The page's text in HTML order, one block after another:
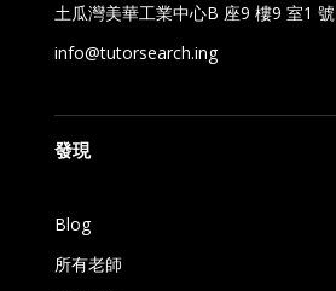
土瓜灣美華工業中心B 座9 樓9 室1 號
info@tutorsearch.ing
發現
Blog
所有老師